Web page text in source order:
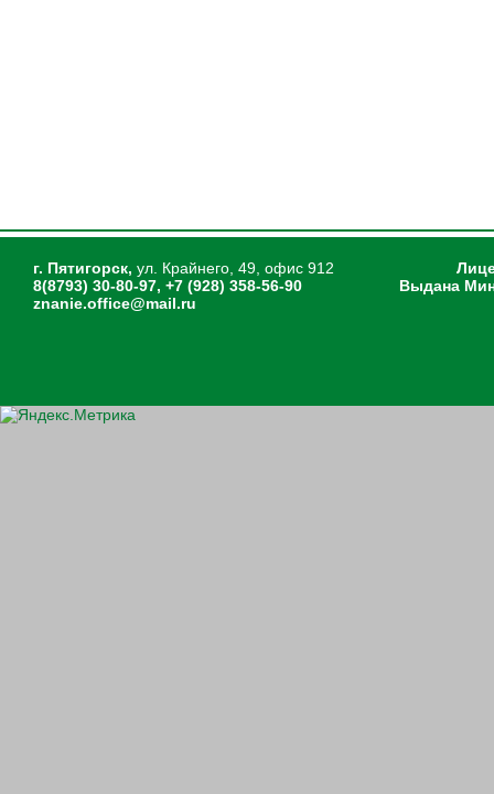
г. Пятигорск, ул. Крайнего, 49, офис 912
8(8793) 30-80-97, +7 (928) 358-56-90
znanie.office@mail.ru
Выдана